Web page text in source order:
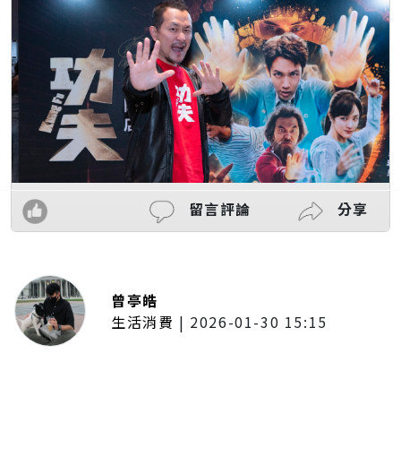
留言評論 分享
曾亭皓
生活消費 | 2026-01-30 15:15